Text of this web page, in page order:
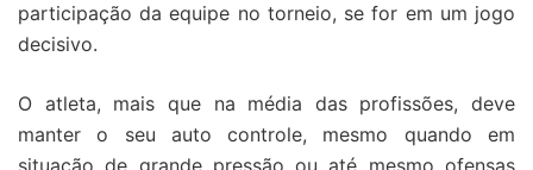
participação da equipe no torneio, se for em um jogo
decisivo.
O atleta, mais que na média das profissões, deve
manter o seu auto controle, mesmo quando em
situação de grande pressão ou até mesmo ofensas